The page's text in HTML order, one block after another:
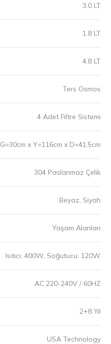
3.0 LT
1.8 LT
4.8 LT
Ters Osmos
4 Adet Filtre Sistemi
G=30cm x Y=116cm x D=41.5cm
304 Paslanmaz Çelik
Beyaz, Siyah
Yaşam Alanları
Isıtıcı: 400W, Soğutucu: 120W
AC 220-240V / 60HZ
2+8 Yıl
USA Technology